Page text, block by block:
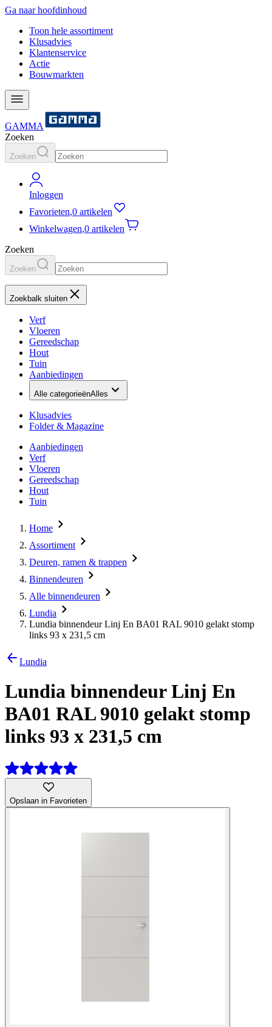
Ga naar hoofdinhoud
Toon hele assortiment
Klusadvies
Klantenservice
Actie
Bouwmarkten
GAMMA
Zoeken
Zoeken
Inloggen
Favorieten,0 artikelen
Winkelwagen,0 artikelen
Zoeken
Zoeken
Zoekbalk sluiten
Verf
Vloeren
Gereedschap
Hout
Tuin
Aanbiedingen
Alle categorieënAlles
Klusadvies
Folder & Magazine
Aanbiedingen
Verf
Vloeren
Gereedschap
Hout
Tuin
Home
Assortiment
Deuren, ramen & trappen
Binnendeuren
Alle binnendeuren
Lundia
Lundia binnendeur Linj En BA01 RAL 9010 gelakt stomp
links 93 x 231,5 cm
Lundia
Lundia binnendeur Linj En
BA01 RAL 9010 gelakt stomp
links 93 x 231,5 cm
Opslaan in Favorieten